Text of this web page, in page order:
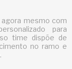
mesmo com
para
time dispõe de
no ramo e